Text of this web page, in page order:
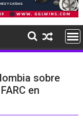
sobre
en